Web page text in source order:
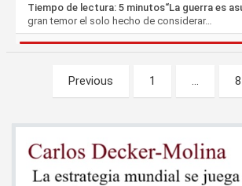
Tiempo de lectura: 5 minutos“La guerra es
gran temor el solo hecho de considerar…
Paginación
entradas
Previous 1 8